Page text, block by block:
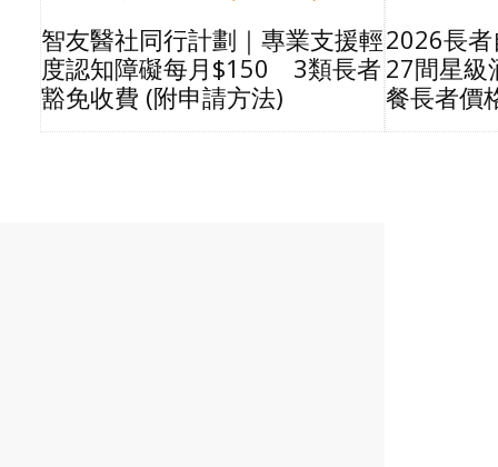
智友醫社同行計劃｜專業支援輕
度認知障礙每月$150 3類長者
豁免收費 (附申請方法)
2026長
27間星
餐長者價